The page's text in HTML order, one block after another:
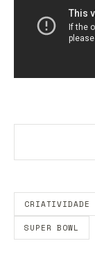
CRIATIVIDADE
SUPER BOWL